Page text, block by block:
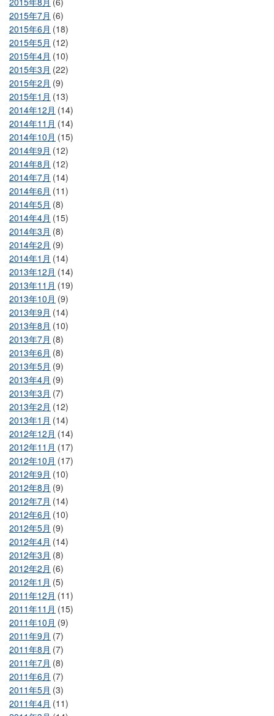
2015年7月 (6)
2015年6月 (18)
2015年5月 (12)
2015年4月 (10)
2015年3月 (22)
2015年2月 (9)
2015年1月 (13)
2014年12月 (14)
2014年11月 (14)
2014年10月 (15)
2014年9月 (12)
2014年8月 (12)
2014年7月 (14)
2014年6月 (11)
2014年5月 (8)
2014年4月 (15)
2014年3月 (8)
2014年2月 (9)
2014年1月 (14)
2013年12月 (14)
2013年11月 (19)
2013年10月 (9)
2013年9月 (14)
2013年8月 (10)
2013年7月 (8)
2013年6月 (8)
2013年5月 (9)
2013年4月 (9)
2013年3月 (7)
2013年2月 (12)
2013年1月 (14)
2012年12月 (14)
2012年11月 (17)
2012年10月 (17)
2012年9月 (10)
2012年8月 (9)
2012年7月 (14)
2012年6月 (10)
2012年5月 (9)
2012年4月 (14)
2012年3月 (8)
2012年2月 (6)
2012年1月 (5)
2011年12月 (11)
2011年11月 (15)
2011年10月 (9)
2011年9月 (7)
2011年8月 (7)
2011年7月 (8)
2011年6月 (7)
2011年5月 (3)
2011年4月 (11)